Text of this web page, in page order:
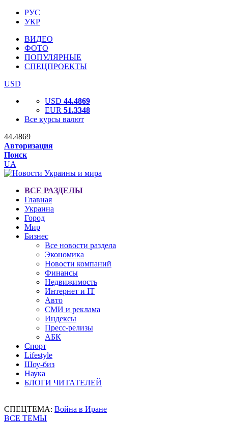
РУС
УКР
ВИДЕО
ФОТО
ПОПУЛЯРНЫЕ
СПЕЦПРОЕКТЫ
USD
USD 44.4869
EUR 51.3348
Все курсы валют
44.4869
Авторизация
Поиск
UA
ВСЕ РАЗДЕЛЫ
Главная
Украина
Город
Мир
Бизнес
Все новости раздела
Экономика
Новости компаний
Финансы
Недвижимость
Интернет и IT
Авто
СМИ и реклама
Индексы
Пресс-релизы
АБК
Спорт
Lifestyle
Шоу-биз
Наука
БЛОГИ ЧИТАТЕЛЕЙ
СПЕЦТЕМА: Война в Иране
ВСЕ ТЕМЫ